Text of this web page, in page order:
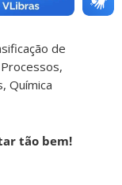
de
Química
tão bem!